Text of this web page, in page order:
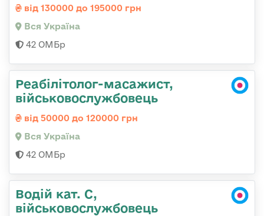
від 130000 до 195000 грн
Вся Україна
42 ОМБр
Реабілітолог-масажист,
військовослужбовець
від 50000 до 120000 грн
Вся Україна
42 ОМБр
Водій кат. С,
військовослужбовець